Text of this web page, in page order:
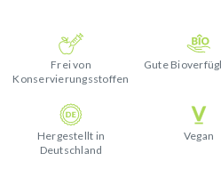
Frei von
Konservierungsstoffen
Gute
Hergestellt in
Deutschland
Vegan